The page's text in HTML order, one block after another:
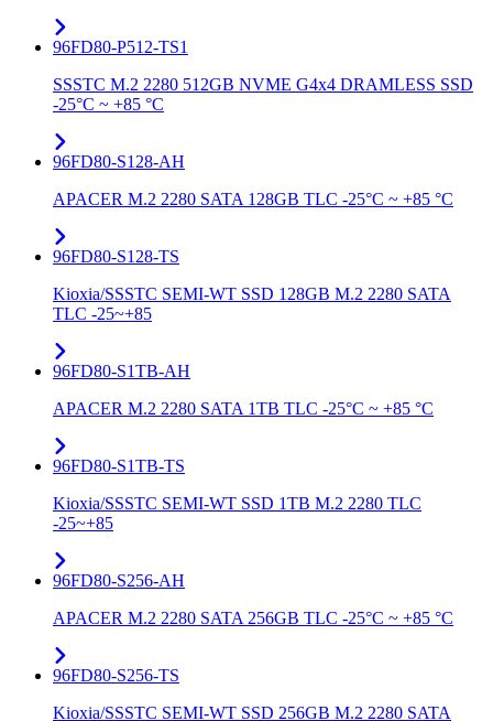
96FD80-P512-TS1
SSSTC M.2 2280 512GB NVME G4x4 DRAMLESS SSD
-25°C ~ +85 °C
96FD80-S128-AH
APACER M.2 2280 SATA 128GB TLC -25°C ~ +85 °C
96FD80-S128-TS
Kioxia/SSSTC SEMI-WT SSD 128GB M.2 2280 SATA
TLC -25~+85
96FD80-S1TB-AH
APACER M.2 2280 SATA 1TB TLC -25°C ~ +85 °C
96FD80-S1TB-TS
Kioxia/SSSTC SEMI-WT SSD 1TB M.2 2280 TLC
-25~+85
96FD80-S256-AH
APACER M.2 2280 SATA 256GB TLC -25°C ~ +85 °C
96FD80-S256-TS
Kioxia/SSSTC SEMI-WT SSD 256GB M.2 2280 SATA